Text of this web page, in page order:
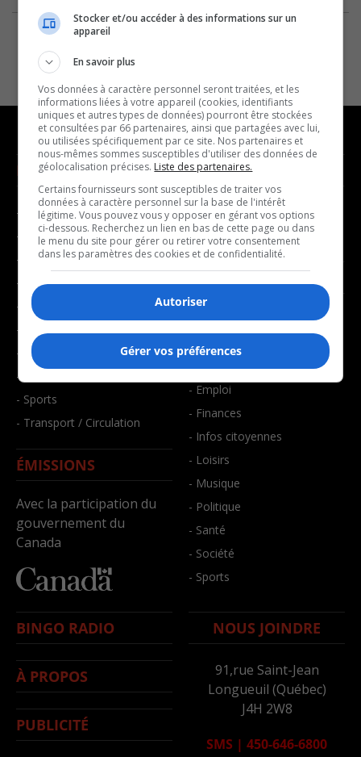
NOUVELLES
- Affaires municipales
- Communauté / Social
- Culture
- Économie
- Éducation
- Environnement
- Faits divers
- Santé et bien-être
- Sports
- Transport / Circulation
ÉMISSIONS
Avec la participation du
gouvernement du
Canada
MUSIQUE
- Décompte franco
- Joué récemment
BALADOS
- Affaires
- Art de vivre
- Bien-être
- Emploi
- Finances
- Infos citoyennes
- Loisirs
- Musique
- Politique
- Santé
- Société
- Sports
BINGO RADIO
À PROPOS
PUBLICITÉ
NOUS JOINDRE
91,rue Saint-Jean
Longueuil (Québec)
J4H 2W8
SMS | 450-646-6800
Stocker et/ou accéder à des informations sur un
appareil
En savoir plus
Vos données à caractère personnel seront traitées, et les
informations liées à votre appareil (cookies, identifiants
uniques et autres types de données) pourront être stockées
et consultées par 66 partenaires, ainsi que partagées avec lui,
ou utilisées spécifiquement par ce site. Nos partenaires et
nous-mêmes sommes susceptibles d'utiliser des données de
géolocalisation précises. Liste des partenaires.
Certains fournisseurs sont susceptibles de traiter vos
données à caractère personnel sur la base de l'intérêt
légitime. Vous pouvez vous y opposer en gérant vos options
ci-dessous. Recherchez un lien en bas de cette page ou dans
le menu du site pour gérer ou retirer votre consentement
dans les paramètres des cookies et de confidentialité.
Autoriser
Gérer vos préférences